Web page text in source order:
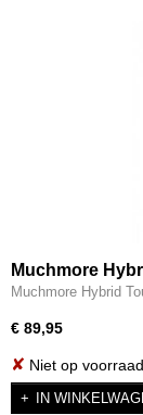
Muchmore
Muchmore Hybrid
€ 89,95
✘ Niet op voorraad
IN